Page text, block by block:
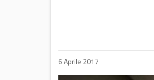
6 Aprile 2017